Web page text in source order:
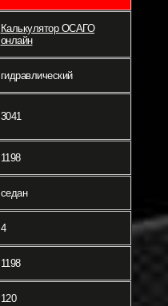
Калькулятор ОСАГО
онлайн
гидравлический
3041
1198
седан
4
1198
120